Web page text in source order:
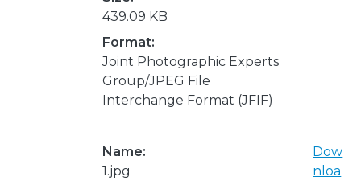
439.09 KB
Format:
Joint Photographic Experts
Group/JPEG File
Interchange Format (JFIF)
Name:
1.jpg
Dow
nloa